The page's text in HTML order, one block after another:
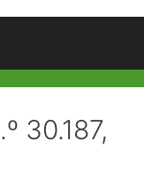
30.187,